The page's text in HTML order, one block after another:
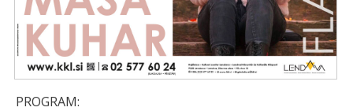
PROGRAM: